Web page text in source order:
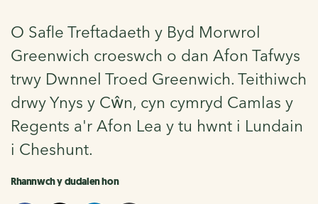
O Safle Treftadaeth y Byd Morwrol
Greenwich croeswch o dan Afon Tafwys
trwy Dwnnel Troed Greenwich. Teithiwch
drwy Ynys y Cŵn, cyn cymryd Camlas y
Regents a'r Afon Lea y tu hwnt i Lundain
i Cheshunt.
Rhannwch y dudalen hon